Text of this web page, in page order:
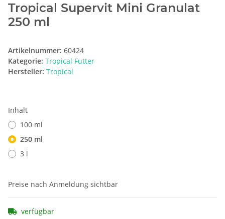
Tropical Supervit Mini Granulat
250 ml
Artikelnummer: 60424
Kategorie: Tropical Futter
Hersteller: Tropical
Inhalt
100 ml
250 ml
3 l
Preise nach Anmeldung sichtbar
verfügbar